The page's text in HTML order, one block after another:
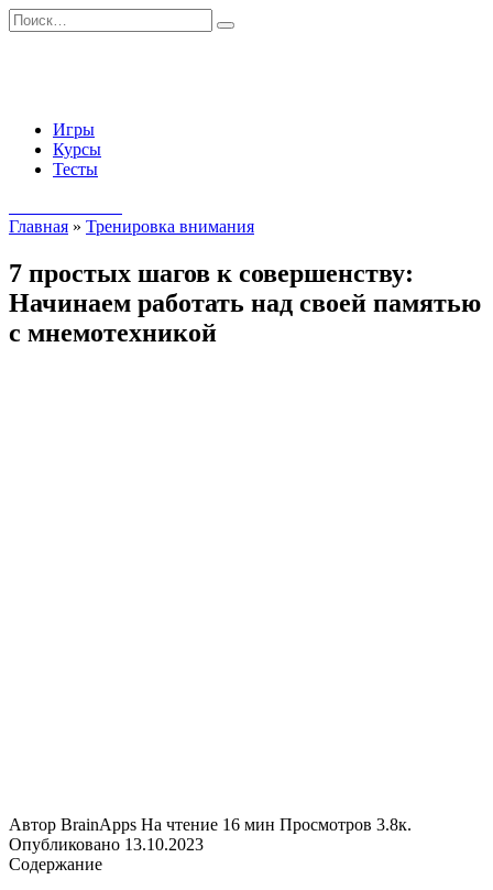
Перейти
к
Search
for:
Игры
Курсы
Тесты
Главная » Тренировка внимания
7 простых шагов к совершенству:
Начинаем работать над своей памятью
с мнемотехникой
Автор BrainApps На чтение 16 мин Просмотров 3.8к.
Опубликовано 13.10.2023
Содержание